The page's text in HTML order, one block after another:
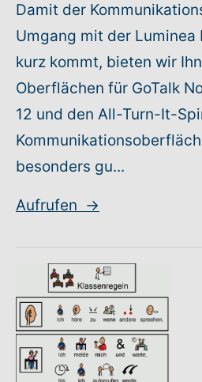
Damit der
Umgang mit der
kurz kommt, bieten wir
Oberflächen für GoTalk
12 und den All-Turn-It-
besonders gu...
Aufrufen →